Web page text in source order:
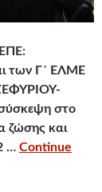
των Γ΄ ΕΛΜΕ
στο
ζώσης και
… Continue